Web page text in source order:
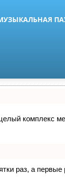
комплекс
раз, а